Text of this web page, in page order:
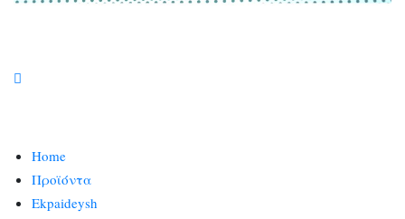
Home
Προϊόντα
Ekpaideysh